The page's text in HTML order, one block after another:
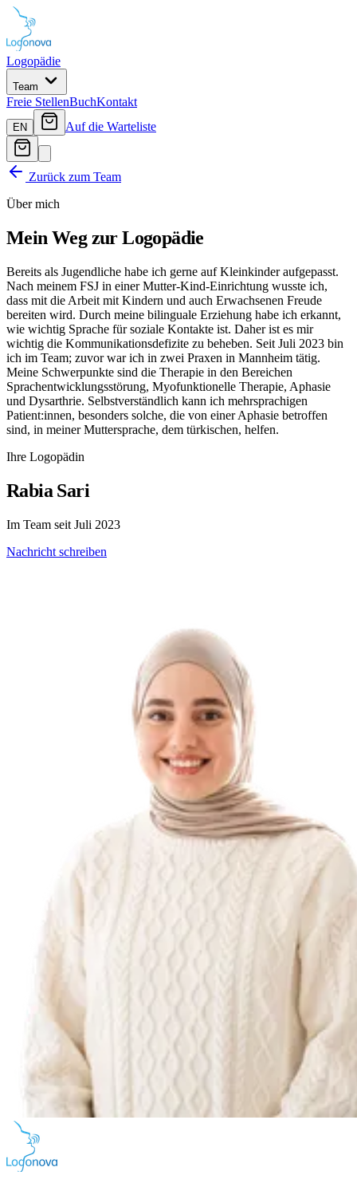
Logopädie
Team
Freie StellenBuchKontakt
EN Auf die Warteliste
Zurück zum Team
Über mich
Mein Weg zur Logopädie
Bereits als Jugendliche habe ich gerne auf Kleinkinder aufgepasst.
Nach meinem FSJ in einer Mutter-Kind-Einrichtung wusste ich,
dass mit die Arbeit mit Kindern und auch Erwachsenen Freude
bereiten wird. Durch meine bilinguale Erziehung habe ich erkannt,
wie wichtig Sprache für soziale Kontakte ist. Daher ist es mir
wichtig die Kommunikationsdefizite zu beheben. Seit Juli 2023 bin
ich im Team; zuvor war ich in zwei Praxen in Mannheim tätig.
Meine Schwerpunkte sind die Therapie in den Bereichen
Sprachentwicklungsstörung, Myofunktionelle Therapie, Aphasie
und Dysarthrie. Selbstverständlich kann ich mehrsprachigen
Patient:innen, besonders solche, die von einer Aphasie betroffen
sind, in meiner Muttersprache, dem türkischen, helfen.
Ihre Logopädin
Rabia Sari
Im Team seit Juli 2023
Nachricht schreiben